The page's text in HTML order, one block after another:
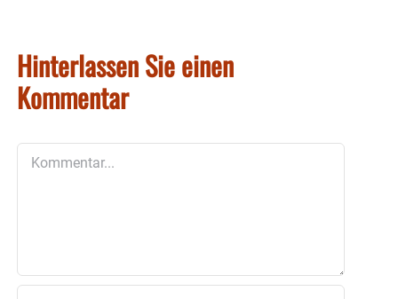
Hinterlassen Sie einen
Kommentar